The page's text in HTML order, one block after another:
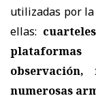
utilizadas por
ellas:
numerosas